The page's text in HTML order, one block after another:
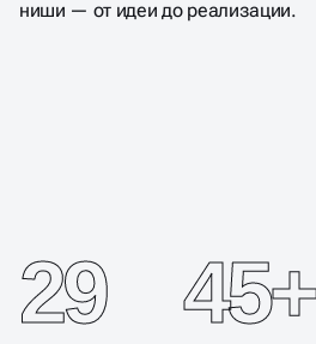
ниши — от идеи до реализации.
29 45+